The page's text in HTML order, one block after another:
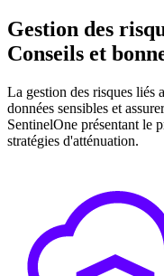
Gestion des
Conseils et
La gestion des risques liés
données sensibles et
SentinelOne présentant le
stratégies d'atténuation.